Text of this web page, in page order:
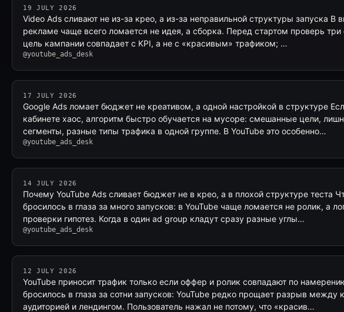
19 JULY 2026
Video Ads сливают не из-за крео, а из-за неправильной структуры запуска В
рекламе чаще всего ломается не идея, а сборка. Перед стартом проверь три
цель кампании совпадает с KPI, а не с «красивым» трафиком; …
@youtube_ads_desk
17 JULY 2026
Google Ads ломает бюджет не креативом, а одной настройкой в структуре
кабинете хаос, алгоритм быстро обучается на мусоре: смешанные цели,
сегменты, разные типы трафика в одной группе. В YouTube это особенно…
@youtube_ads_desk
14 JULY 2026
Почему YouTube Ads сливает бюджет не в крео, а в плохой структуре теста
бросилось в глаза за много запусков: в YouTube чаще ломается не ролик, а
проверки гипотез. Когда в один ad group кладут сразу разные углы…
@youtube_ads_desk
12 JULY 2026
YouTube приносит трафик только если оффер и ролик совпадают по
бросилось в глаза за сотни запусков: YouTube редко прощает разрыв между
аудиторией и лендингом. Пользователь нажал не потому, что «красив…